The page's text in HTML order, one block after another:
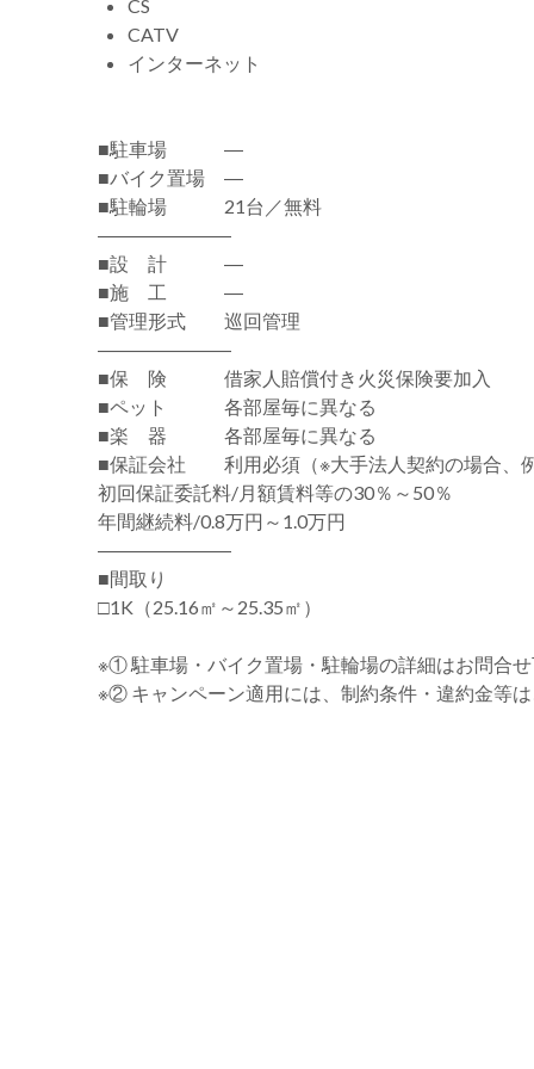
CS
CATV
インターネット
■駐車場 ―
■バイク置場 ―
■駐輪場 21台／無料
―――――――
■設 計 ―
■施 工 ―
■管理形式 巡回管理
―――――――
■保 険 借家人賠償付き火災保険要加入
■ペット 各部屋毎に異なる
■楽 器 各部屋毎に異なる
■保証会社 利用必須（※大手法人契約の場合、例
初回保証委託料/月額賃料等の30％～50％
年間継続料/0.8万円～1.0万円
―――――――
■間取り
□1K（25.16㎡～25.35㎡）
※① 駐車場・バイク置場・駐輪場の詳細はお問合せ
※② キャンペーン適用には、制約条件・違約金等は